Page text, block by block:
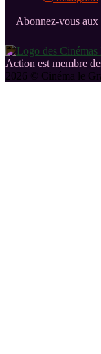
Abonnez-vous aux
Action est membre
2026 © Cinéma le